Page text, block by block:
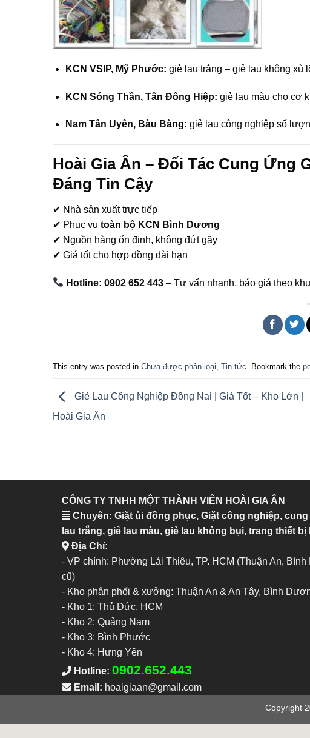
KCN VSIP, Mỹ Phước: giẻ lau trắng – giẻ lau không xù
KCN Sóng Thần, Tân Đông Hiệp: giẻ lau màu cho cơ
Nam Tân Uyên, Bàu Bàng: giẻ lau công nghiệp số
Hoài Gia Ân – Đối Tác Cung Ứng
Đáng Tin Cậy
✔ Nhà sản xuất trực tiếp
✔ Phục vụ toàn bộ KCN Bình Dương
✔ Nguồn hàng ổn định, không đứt gãy
✔ Giá tốt cho hợp đồng dài hạn
Hotline: 0902 652 443 – Tư vấn nhanh, báo giá theo
This entry was posted in Chưa được phân loại, Tin tức. Bookmark the
Giẻ Lau Công Nghiệp Đồng Nai | Giá Tốt – Kho Lớn |
Hoài Gia Ân
CÔNG TY TNHH MỘT THÀNH VIÊN HOÀI GIA ÂN
Chuyên: Giặt ủi đồng phục, Giặt công nghiệp,
lau trắng, giẻ lau màu, giẻ lau không bụi, trang thiết bị
Địa Chỉ:
- VP chính: Phường Lái Thiêu, TP. HCM (Thuận An,
cũ)
- Kho phân phối & xưởng: Thuận An & An Tây, Bình
- Kho 1: Thủ Đức, HCM
- Kho 2: Quảng Nam
- Kho 3: Bình Phước
- Kho 4: Hưng Yên
Hotline: 0902.652.443
Email: hoaigiaan@gmail.com
Copyright